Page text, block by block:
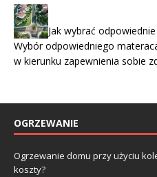
Jak wybrać
Wybór odpowiedniego
w kierunku zapewnienia sobie
OGRZEWANIE
Ogrzewanie domu przy użyciu
koszty?